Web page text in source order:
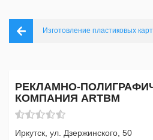
Изготовление пластиковых карт
РЕКЛАМНО-
КОМПАНИЯ ARTBM
Иркутск, ул. Дзержинского, 50